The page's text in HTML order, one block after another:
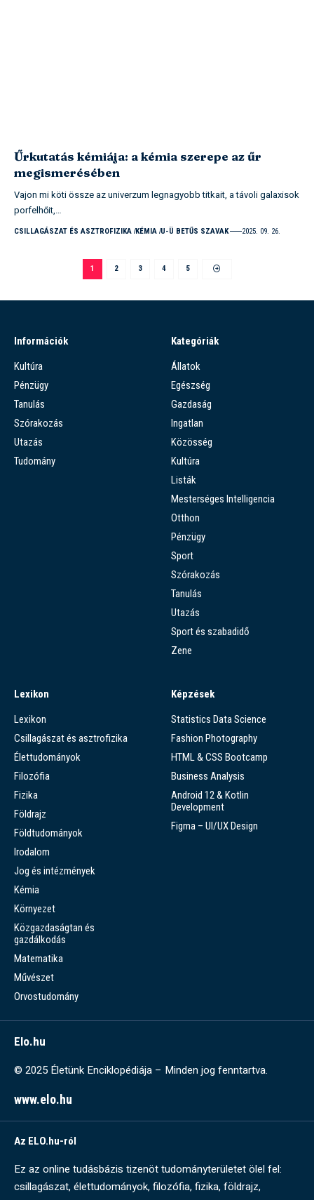
Űrkutatás kémiája: a kémia szerepe az űr
megismerésében
Vajon mi köti össze az univerzum legnagyobb titkait, a távoli galaxisok
porfelhőit,…
CSILLAGÁSZAT ÉS ASZTROFIZIKA KÉMIA U-Ü BETŰS SZAVAK 2025. 09. 26.
1 2 3 4 5
Információk
Kultúra
Pénzügy
Tanulás
Szórakozás
Utazás
Tudomány
Kategóriák
Állatok
Egészség
Gazdaság
Ingatlan
Közösség
Kultúra
Listák
Mesterséges Intelligencia
Otthon
Pénzügy
Sport
Szórakozás
Tanulás
Utazás
Sport és szabadidő
Zene
Lexikon
Lexikon
Csillagászat és asztrofizika
Élettudományok
Filozófia
Fizika
Földrajz
Földtudományok
Irodalom
Jog és intézmények
Kémia
Környezet
Közgazdaságtan és
gazdálkodás
Matematika
Művészet
Orvostudomány
Képzések
Statistics Data Science
Fashion Photography
HTML & CSS Bootcamp
Business Analysis
Android 12 & Kotlin
Development
Figma – UI/UX Design
Elo.hu
© 2025 Életünk Enciklopédiája – Minden jog fenntartva.
www.elo.hu
Az ELO.hu-ról
Ez az online tudásbázis tizenöt tudományterületet ölel fel:
csillagászat, élettudományok, filozófia, fizika, földrajz,